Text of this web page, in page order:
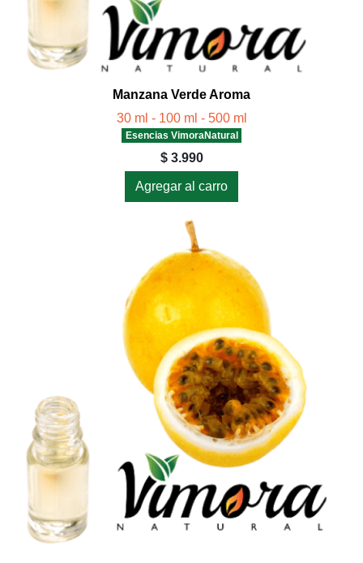
Manzana Verde Aroma
30 ml - 100 ml - 500 ml
Esencias VimoraNatural
$ 3.990
Agregar al carro